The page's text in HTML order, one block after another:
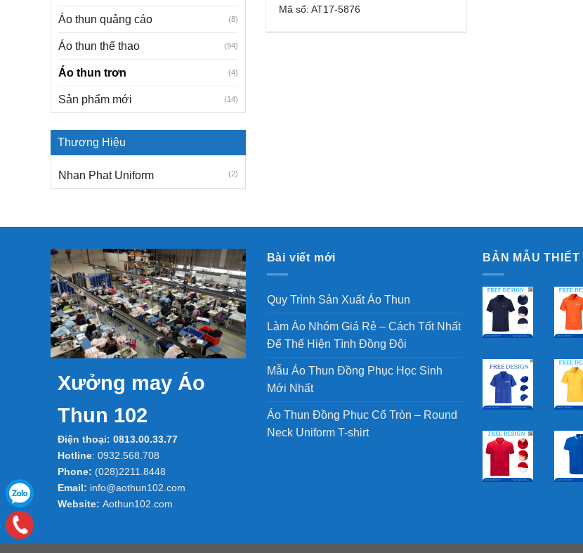
Áo thun quảng cáo (8)
Áo thun thể thao (94)
Áo thun trơn (4)
Sản phẩm mới (14)
Thương Hiệu
Nhan Phat Uniform (2)
Mã số: AT17-5876
Xưởng may Áo
Thun 102
Điện thoại: 0813.00.33.77
Hotline: 0932.568.708
Phone: (028)2211.8448
Email: info@aothun102.com
Website: Aothun102.com
Bài viết mới
Quy Trình Sản Xuất Áo Thun
Làm Áo Nhóm Giá Rẻ – Cách Tốt Nhất
Để Thể Hiện Tình Đồng Đội
Mẫu Áo Thun Đồng Phục Học Sinh
Mới Nhất
Áo Thun Đồng Phục Cổ Tròn – Round
Neck Uniform T-shirt
BẢN MẪU THIẾT